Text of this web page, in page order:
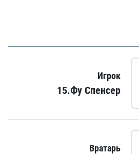
Игрок
15.Фу Спенсер
Вратарь